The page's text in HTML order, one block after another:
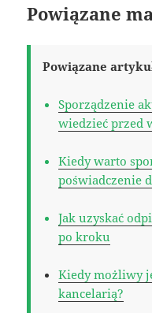
Powiązane
Powiązane
Sporządzenie
wiedzieć przed
Kiedy warto
poświadczenie
Jak uzyskać
po kroku
Kiedy możliwy
kancelarią?